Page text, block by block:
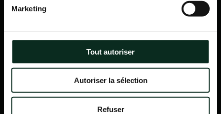
Marketing
Tout autoriser
Autoriser la sélection
Refuser
Itinéraire
Navigation
Qui sommes-nous ?
Notre catalogue